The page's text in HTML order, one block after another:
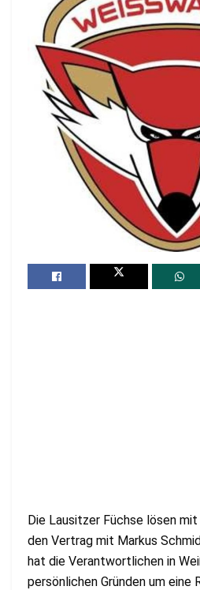
Die Lausitzer Füchse lösen
den Vertrag mit Markus
hat die Verantwortlichen in
persönlichen Gründen um eine